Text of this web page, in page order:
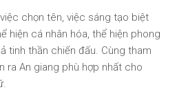
chọn tên, việc sáng tạo biệt
hiện cá nhân hóa, thể hiện phong
tinh thần chiến đấu. Cùng tham
ra An giang phù hợp nhất cho